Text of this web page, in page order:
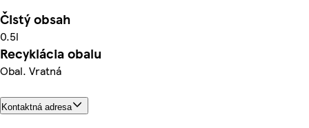
Čistý obsah
0.5l
Recyklácia obalu
Obal. Vratná
Kontaktná adresa